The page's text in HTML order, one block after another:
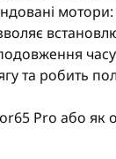
мотори:
та робить
Pro або як